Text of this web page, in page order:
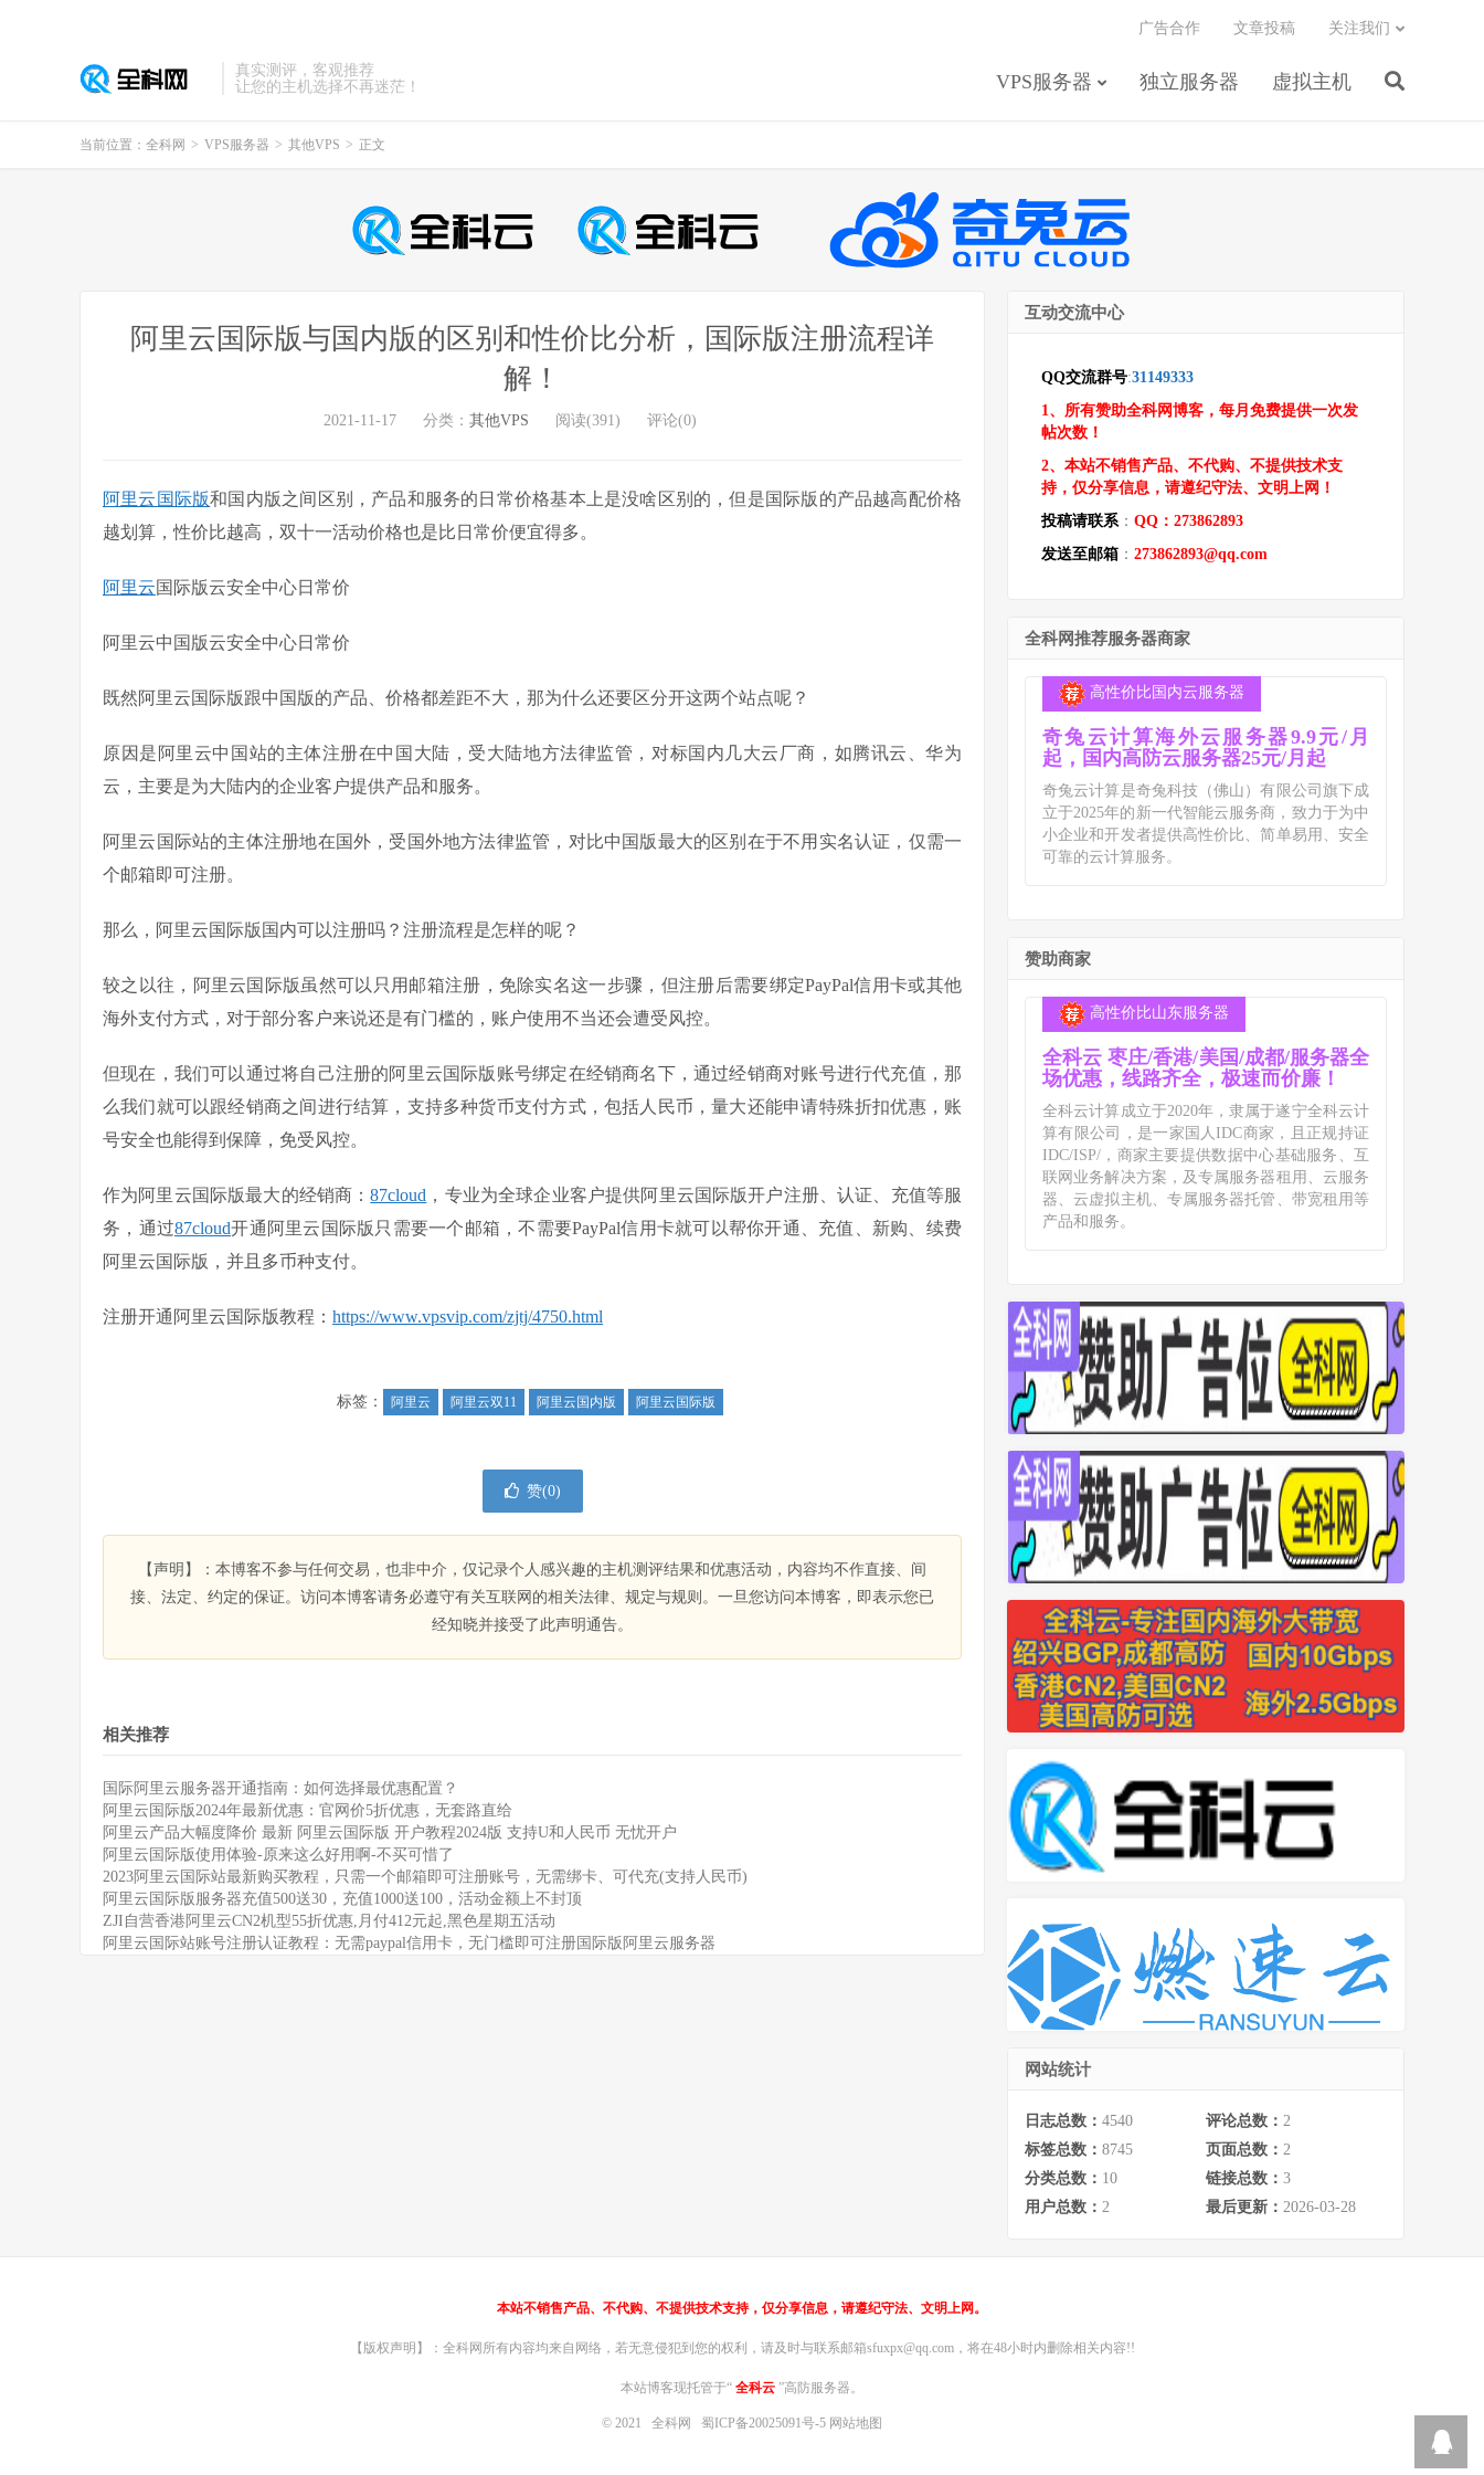
真实测评，客观推荐
让您的主机选择不再迷茫！
VPS服务器 独立服务器 虚拟主机
广告合作 文章投稿 关注我们
当前位置： 全科网 > VPS服务器 > 其他VPS > 正文
阿里云国际版与国内版的区别和性价比分析，国际版注册流程详
解！
2021-11-17 分类： 其他VPS 阅读(391) 评论(0)
阿里云国际版和国内版之间区别，产品和服务的日常价格基本上是没啥区别的，但是国际版的产品越高配价格
越划算，性价比越高，双十一活动价格也是比日常价便宜得多。
阿里云国际版云安全中心日常价
阿里云中国版云安全中心日常价
既然阿里云国际版跟中国版的产品、价格都差距不大，那为什么还要区分开这两个站点呢？
原因是阿里云中国站的主体注册在中国大陆，受大陆地方法律监管，对标国内几大云厂商，如腾讯云、华为
云，主要是为大陆内的企业客户提供产品和服务。
阿里云国际站的主体注册地在国外，受国外地方法律监管，对比中国版最大的区别在于不用实名认证，仅需一
个邮箱即可注册。
那么，阿里云国际版国内可以注册吗？注册流程是怎样的呢？
较之以往，阿里云国际版虽然可以只用邮箱注册，免除实名这一步骤，但注册后需要绑定PayPal信用卡或其他
海外支付方式，对于部分客户来说还是有门槛的，账户使用不当还会遭受风控。
但现在，我们可以通过将自己注册的阿里云国际版账号绑定在经销商名下，通过经销商对账号进行代充值，那
么我们就可以跟经销商之间进行结算，支持多种货币支付方式，包括人民币，量大还能申请特殊折扣优惠，账
号安全也能得到保障，免受风控。
作为阿里云国际版最大的经销商：87cloud ，专业为全球企业客户提供阿里云国际版开户注册、认证、充值等服
务，通过87cloud开通阿里云国际版只需要一个邮箱，不需要PayPal信用卡就可以帮你开通、充值、新购、续费
阿里云国际版，并且多币种支付。
注册开通阿里云国际版教程： https://www.vpsvip.com/zjtj/4750.html
标签： 阿里云 阿里云双11 阿里云国内版 阿里云国际版
赞(0)
【声明】：本博客不参与任何交易，也非中介，仅记录个人感兴趣的主机测评结果和优惠活动，内容均不作直接、间
接、法定、约定的保证。访问本博客请务必遵守有关互联网的相关法律、规定与规则。一旦您访问本博客，即表示您已
经知晓并接受了此声明通告。
相关推荐
国际阿里云服务器开通指南：如何选择最优惠配置？
阿里云国际版2024年最新优惠：官网价5折优惠，无套路直给
阿里云产品大幅度降价 最新 阿里云国际版 开户教程2024版 支持U和人民币 无忧开户
阿里云国际版使用体验-原来这么好用啊-不买可惜了
2023阿里云国际站最新购买教程，只需一个邮箱即可注册账号，无需绑卡、可代充(支持人民币)
阿里云国际版服务器充值500送30，充值1000送100，活动金额上不封顶
ZJI自营香港阿里云CN2机型55折优惠,月付412元起,黑色星期五活动
阿里云国际站账号注册认证教程：无需paypal信用卡，无门槛即可注册国际版阿里云服务器
互动交流中心
QQ交流群号:31149333
1、所有赞助全科网博客，每月免费提供一次发
帖次数！
2、本站不销售产品、不代购、不提供技术支
持，仅分享信息，请遵纪守法、文明上网！
投稿请联系： QQ：273862893
发送至邮箱 ： 273862893@qq.com
全科网推荐服务器商家
高性价比国内云服务器
奇兔云计算海外云服务器9.9元/月
起，国内高防云服务器25元/月起
奇兔云计算是奇兔科技（佛山）有限公司旗下成
立于2025年的新一代智能云服务商，致力于为中
小企业和开发者提供高性价比、简单易用、安全
可靠的云计算服务。
赞助商家
高性价比山东服务器
全科云 枣庄/香港/美国/成都/服务器全
场优惠，线路齐全，极速而价廉！
全科云计算成立于2020年，隶属于遂宁全科云计
算有限公司，是一家国人IDC商家，且正规持证
IDC/ISP/，商家主要提供数据中心基础服务、互
联网业务解决方案，及专属服务器租用、云服务
器、云虚拟主机、专属服务器托管、带宽租用等
产品和服务。
网站统计
日志总数： 4540 评论总数： 2
标签总数： 8745 页面总数： 2
分类总数： 10 链接总数： 3
用户总数： 2 最后更新： 2026-03-28
本站不销售产品、不代购、不提供技术支持，仅分享信息，请遵纪守法、文明上网。
【版权声明】：全科网所有内容均来自网络，若无意侵犯到您的权利，请及时与联系邮箱sfuxpx@qq.com，将在48小时内删除相关内容!!
本站博客现托管于“ 全科云 ”高防服务器。
© 2021 全科网 蜀ICP备20025091号-5 网站地图